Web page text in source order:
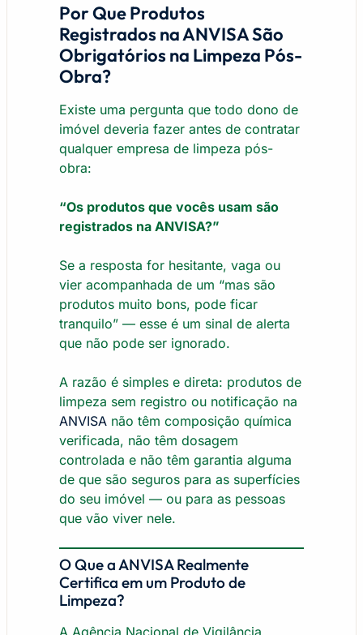
Por Que Produtos
Registrados na ANVISA São
Obrigatórios na Limpeza Pós-
Obra?
Existe uma pergunta que todo dono de
imóvel deveria fazer antes de contratar
qualquer empresa de limpeza pós-
obra:
“Os produtos que vocês usam são
registrados na ANVISA?”
Se a resposta for hesitante, vaga ou
vier acompanhada de um “mas são
produtos muito bons, pode ficar
tranquilo” — esse é um sinal de alerta
que não pode ser ignorado.
A razão é simples e direta: produtos de
limpeza sem registro ou notificação na
ANVISA não têm composição química
verificada, não têm dosagem
controlada e não têm garantia alguma
de que são seguros para as superfícies
do seu imóvel — ou para as pessoas
que vão viver nele.
O Que a ANVISA Realmente
Certifica em um Produto de
Limpeza?
A Agência Nacional de Vigilância